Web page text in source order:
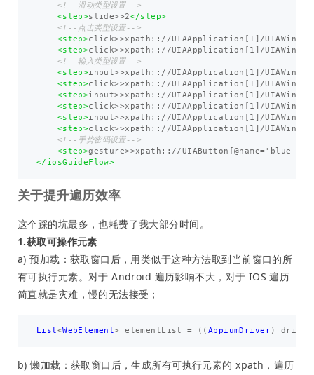
<!--滑动类型设置-->
<step>slide>>2</step>
<!--点击类型设置-->
<step>click>>xpath:://UIAApplication[1]/
<step>click>>xpath:://UIAApplication[1]/
<!--输入类型设置-->
<step>input>>xpath:://UIAApplication[1]/
<step>click>>xpath:://UIAApplication[1]/
<step>input>>xpath:://UIAApplication[1]/
<step>click>>xpath:://UIAApplication[1]/
<step>input>>xpath:://UIAApplication[1]/
<step>click>>xpath:://UIAApplication[1]/
<!--手势密码设置-->
<step>gesture>>xpath:://UIAButton[@name='blue
</iosGuideFlow>
关于提升遍历效率
这个踩的坑最多，也耗费了我大部分时间。
1.获取可操作元素
a) 预加载：获取窗口后，用类似于这种方法取到当前窗口的所
有可执行元素。对于 Android 遍历影响不大，对于 IOS 遍历
简直就是灾难，慢的无法接受；
List<WebElement> elementList = (( AppiumDriver) driver
b) 懒加载：获取窗口后，生成所有可执行元素的 xpath，遍历